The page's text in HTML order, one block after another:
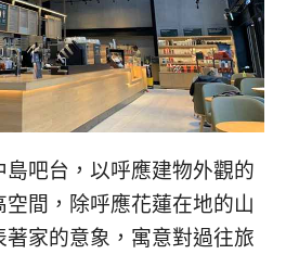
吧台，以呼應建物外觀的
間，除呼應花蓮在地的山
家的意象，寓意對過往旅